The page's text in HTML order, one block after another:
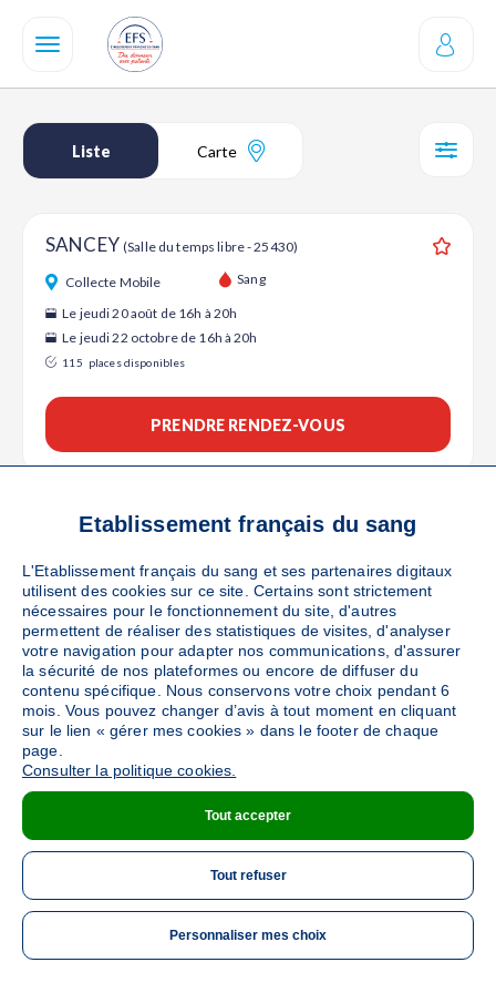
contenu
Liste Carte
ME
SANCEY (Salle du temps libre - 25430)
Collecte Mobile Sang
Le jeudi 20 août de 16h à 20h
Le jeudi 22 octobre de 16h à 20h
115 places disponibles
PRENDRE RENDEZ-VOUS
Etablissement français du sang
L'Etablissement français du sang et ses partenaires digitaux
utilisent des cookies sur ce site. Certains sont strictement
nécessaires pour le fonctionnement du site, d'autres
permettent de réaliser des statistiques de visites, d'analyser
votre navigation pour adapter nos communications, d'assurer
la sécurité de nos plateformes ou encore de diffuser du
contenu spécifique. Nous conservons votre choix pendant 6
mois. Vous pouvez changer d’avis à tout moment en cliquant
sur le lien « gérer mes cookies » dans le footer de chaque
page.
Consulter la politique cookies.
Tout accepter
Tout refuser
Personnaliser mes choix